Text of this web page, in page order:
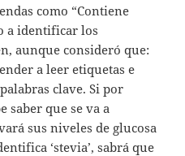
como “Contiene
a identificar los
aunque consideró que:
a leer etiquetas e
clave. Si por
saber que se va a
sus niveles de glucosa
‘stevia’, sabrá que